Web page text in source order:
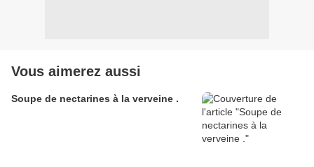
Vous aimerez aussi
Soupe de nectarines à la verveine .